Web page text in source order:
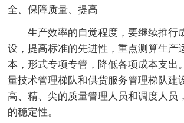
全、保障质量、提高
生产效率的自觉程度，要继续推行
设，提高标准的先进性，重点测算生产
本，形式专项专管，降低各项成本支出
量技术管理梯队和供货服务管理梯队建
高、精、尖的质量管理人员和调度人员
的稳定性。